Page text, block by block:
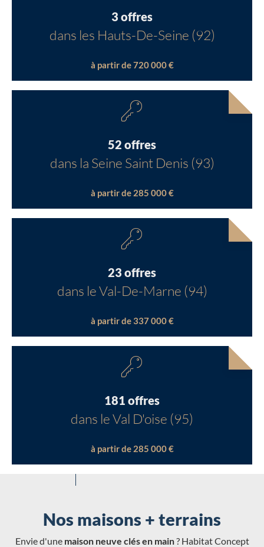
3 offres
dans les Hauts-De-Seine (92)
à partir de 720 000 €
52 offres
dans la Seine Saint Denis (93)
à partir de 285 000 €
23 offres
dans le Val-De-Marne (94)
à partir de 337 000 €
181 offres
dans le Val D'oise (95)
à partir de 285 000 €
Nos maisons + terrains
Envie d'une maison neuve clés en main? Habitat Concept